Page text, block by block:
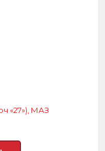
«27»), МАЗ